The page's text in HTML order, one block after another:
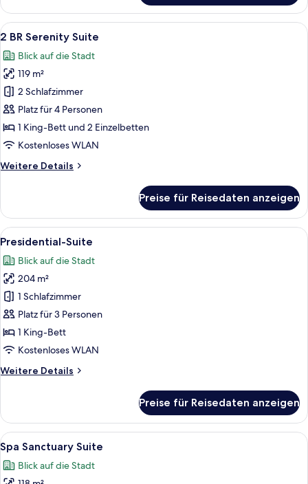
Alle
Fotos
für
2
BR
Serenity
Suite
anzeigen
Ein Hotelzimmer mit einem großen
8
2 BR Serenity Suite
Blick auf die Stadt
119 m²
2 Schlafzimmer
Platz für 4 Personen
1 King-Bett und 2 Einzelbetten
Kostenloses WLAN
Weitere Details
Weitere
BR
Serenity
Suite
Preise für Reisedaten anzeigen
Alle
Fotos
für
Presidential-
Suite
anzeigen
Ein geräumiges Zimmer mit einem
6
Presidential-Suite
Blick auf die Stadt
204 m²
1 Schlafzimmer
Platz für 3 Personen
1 King-Bett
Kostenloses WLAN
Weitere Details
Weitere
Suite
Preise für Reisedaten anzeigen
Alle
Fotos
für
Ein Hotelzimmer mit einem großen
7
Spa Sanctuary Suite
Blick auf die Stadt